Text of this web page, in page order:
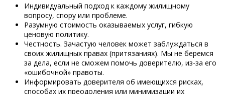
Индивидуальный подход к каждому жилищному
вопросу, спору или проблеме.
Разумную стоимость оказываемых услуг, гибкую
ценовую политику.
Честность. Зачастую человек может заблуждаться в
своих жилищных правах (притязаниях). Мы не беремся
за дела, если не сможем помочь доверителю, из-за его
«ошибочной» правоты.
Информировать доверителя об имеющихся рисках,
способах их преодоления или минимизации их